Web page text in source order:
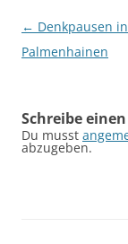
Beitragsnavigation
← Denkpausen in
Palmenhainen
Schreibe
Du musst
abzugeben.